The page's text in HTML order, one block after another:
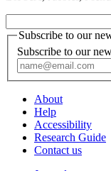
Subscribe to our
Subscribe to our
About
Help
Accessibility
Research Guide
Contact us